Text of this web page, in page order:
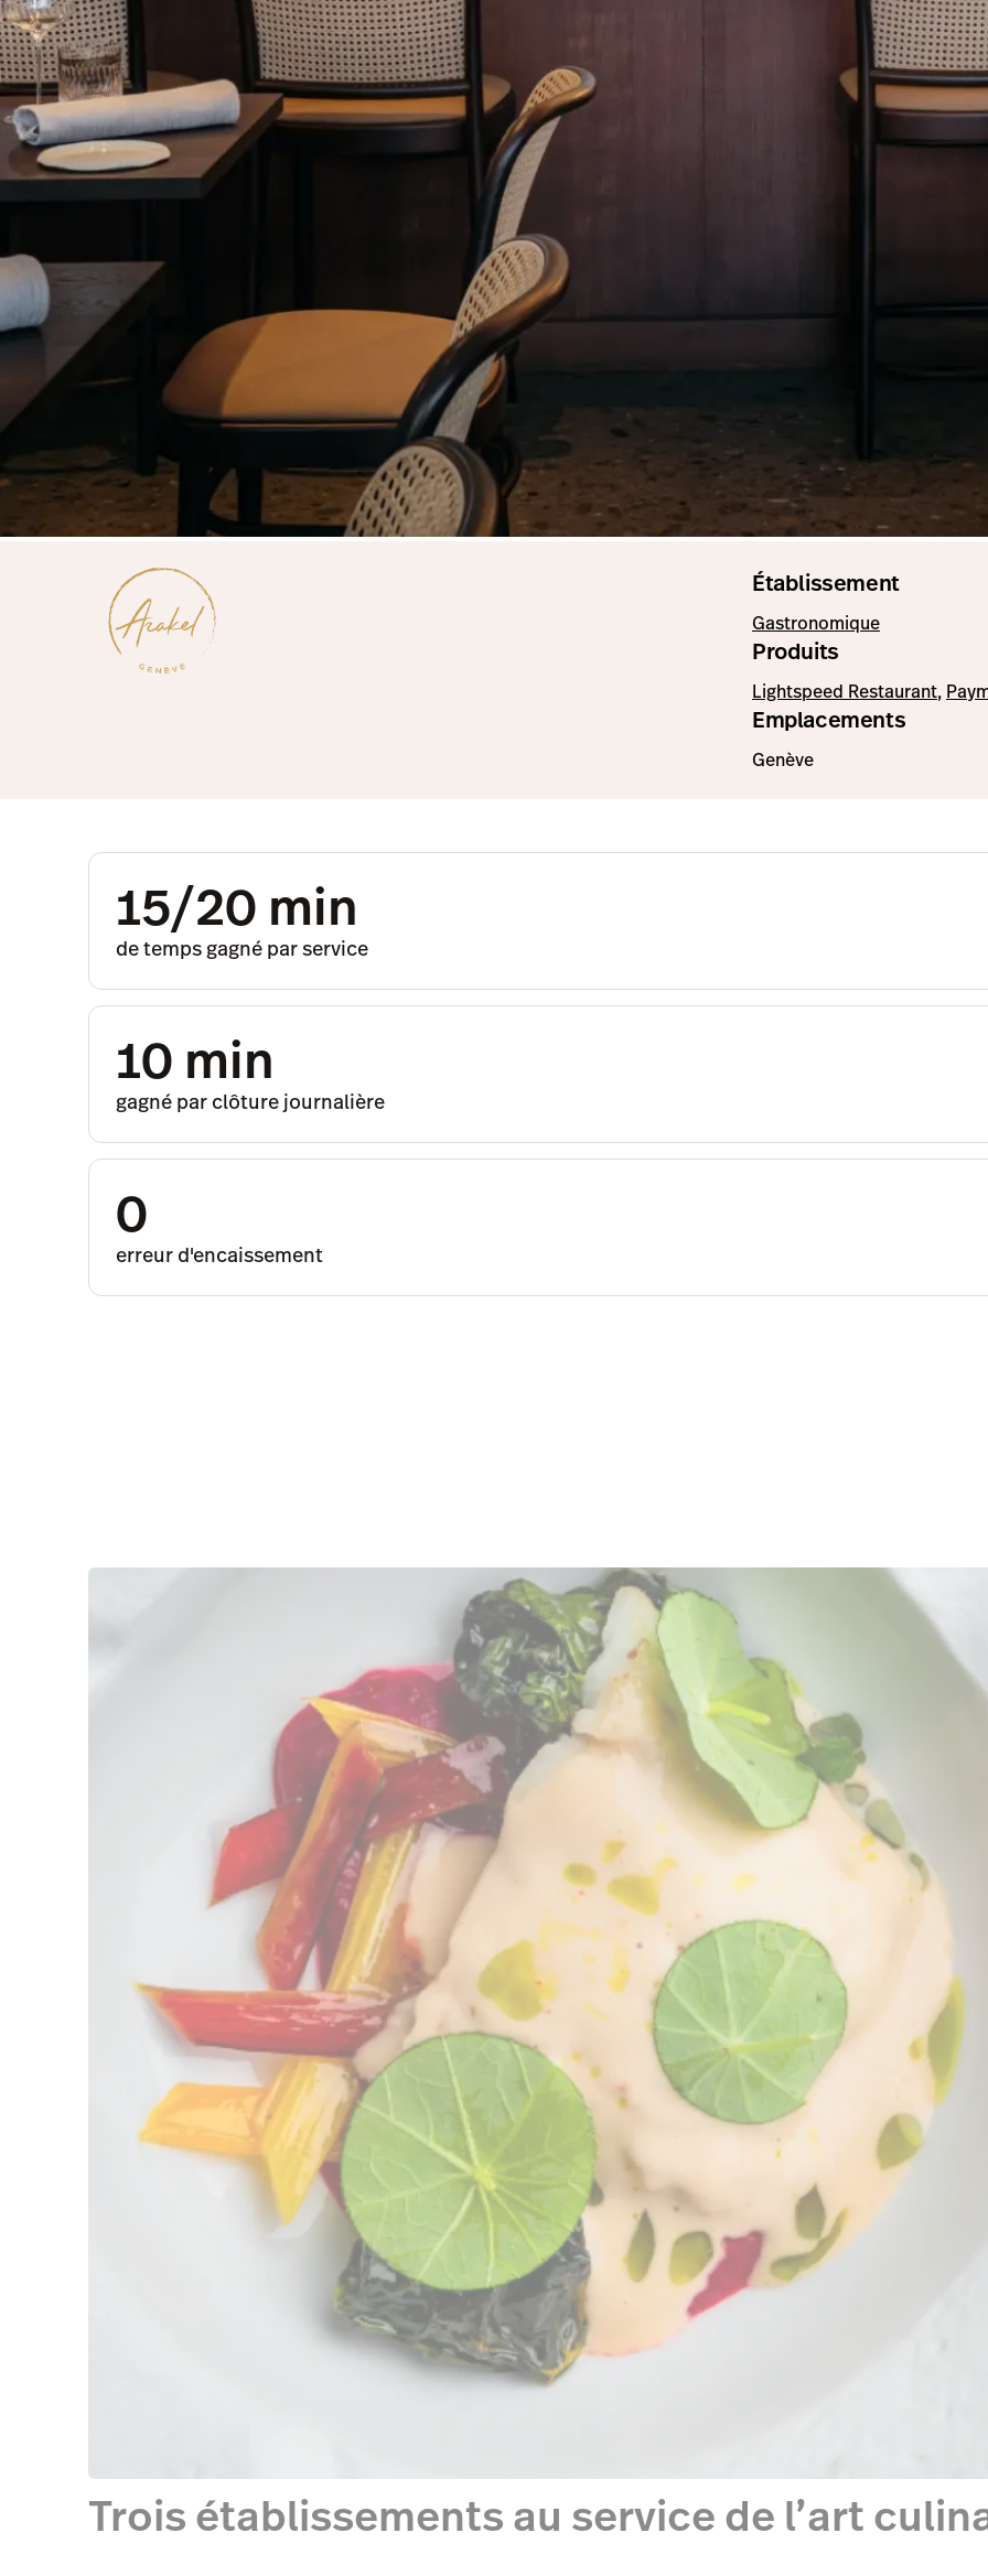
Établissement
Gastronomique
Produits
Lightspeed Restaurant,
Emplacements
Genève
15/20 min
de temps gagné par service
10 min
gagné par clôture journalière
0
erreur d'encaissement
Trois établissements au service de l’art